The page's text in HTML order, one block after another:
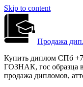
Skip to content
Продажа
Купить диплом СПб
ГОЗНАК, гос образца
продажа дипломов,